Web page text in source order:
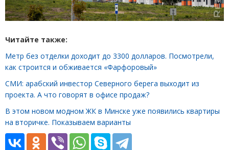
Читайте также:
Метр без отделки доходит до 3300 долларов. Посмотрели,
как строится и обживается «Фарфоровый»
СМИ: арабский инвестор Северного берега выходит из
проекта. А что говорят в офисе продаж?
В этом новом модном ЖК в Минске уже появились квартиры
на вторичке. Показываем варианты